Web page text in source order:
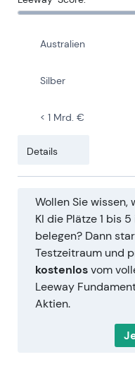
Australien
Silber
< 1 Mrd. €
Details
Wollen Sie
KI die Plätze 1 bis
belegen? Dann
Testzeitraum und
kostenlosvom
Leeway
Aktien.